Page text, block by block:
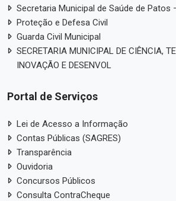
Secretaria Municipal de Saúde de Patos
Proteção e Defesa Civil
Guarda Civil Municipal
SECRETARIA MUNICIPAL DE CIÊNCIA,
INOVAÇÃO E DESENVOL
Portal de Serviços
Lei de Acesso a Informação
Contas Públicas (SAGRES)
Transparência
Ouvidoria
Concursos Públicos
Consulta ContraCheque